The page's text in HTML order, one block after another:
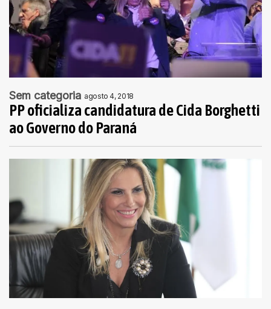
Sem categoria agosto 4, 2018
PP oficializa candidatura de Cida Borghetti
ao Governo do Paraná